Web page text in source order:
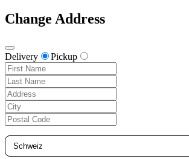
Change Address
Delivery Pickup